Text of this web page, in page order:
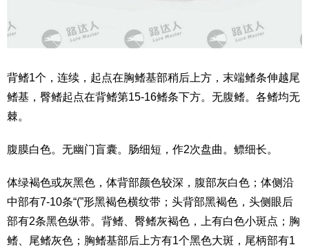
背鳍1个，连续，起点在胸鳍基部稍后上方，末端鳍条伸越尾
鳍基，臀鳍起点在背鳍第15-16鳍条下方。无腹鳍。各鳍均无
棘。
腹膜白色。无幽门盲囊。肠细短，作2次盘曲。鳔细长。
体绿褐色或灰黑色，体背部颜色较深，腹部灰白色；体侧沿
中部有7-10条“(”形黑褐色横纹带；头背部黑褐色，头侧眼后
部有2条黑色纵带。背鳍、臀鳍灰褐色，上有白色小斑点；胸
鳍、尾鳍灰色；胸鳍基部后上方有1个黑色大斑，尾柄部有1